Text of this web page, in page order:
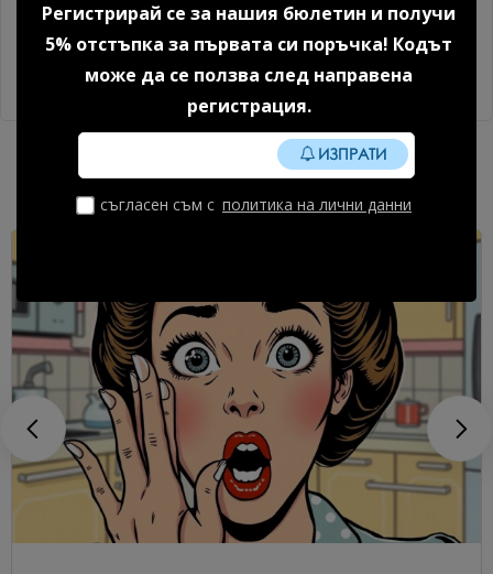
Регистрирай се за нашия бюлетин и получи
5% отстъпка за първата си поръчка! Кодът
може да се ползва след направена
регистрация.
ИЗПРАТИ
съгласен съм с политика на лични данни
Комплект с 3D декорации
№1
4.86 € (9.51 лв.)
Комплект с 3D декорации
№6
4.86 € (9.51 лв.)
Полезно От Блог